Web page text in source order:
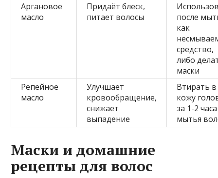
Аргановое
масло
Придаёт блеск,
питает волосы
после
как
средство,
либо
маски
Репейное
масло
Улучшает
кровообращение,
снижает
выпадение
Втирать в
кожу
за 1-2
мытья
Маски и домашние
рецепты для волос